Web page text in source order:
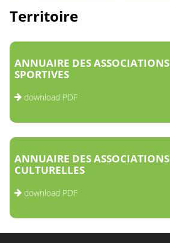
Territoire
ANNUAIRE DES ASSOCIATIONS
SPORTIVES
download PDF
ANNUAIRE DES ASSOCIATIONS
CULTURELLES
download PDF